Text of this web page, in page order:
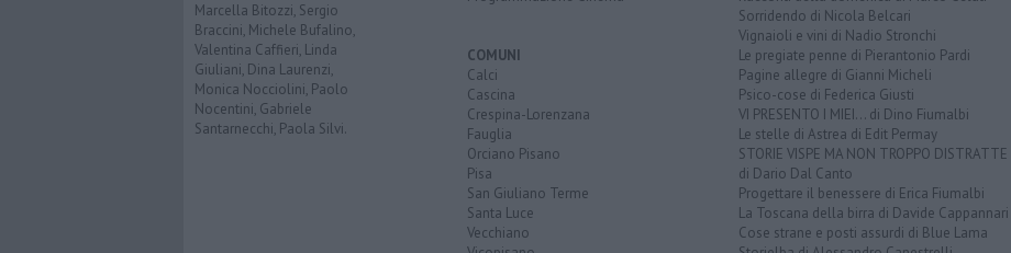
Marcella Bitozzi, Sergio
Braccini, Michele Bufalino,
Valentina Caffieri, Linda
Giuliani, Dina Laurenzi,
Monica Nocciolini, Paolo
Nocentini, Gabriele
Santarnecchi, Paola Silvi.
COMUNI
Calci
Cascina
Crespina-Lorenzana
Fauglia
Orciano Pisano
Pisa
San Giuliano Terme
Santa Luce
Vecchiano
Sorridendo di Nicola Belcari
Vignaioli e vini di Nadio Stronchi
Le pregiate penne di Pierantonio Pardi
Pagine allegre di Gianni Micheli
Psico-cose di Federica Giusti
VI PRESENTO I MIEI... di Dino Fiumalbi
Le stelle di Astrea di Edit Permay
STORIE VISPE MA NON TROPPO DISTRATTE
di Dario Dal Canto
Progettare il benessere di Erica Fiumalbi
La Toscana della birra di Davide Cappannari
Cose strane e posti assurdi di Blue Lama